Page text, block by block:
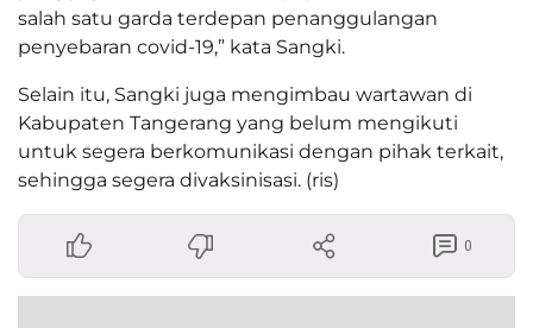
salah satu garda terdepan penanggulangan
penyebaran covid-19,” kata Sangki.
Selain itu, Sangki juga mengimbau wartawan di
Kabupaten Tangerang yang belum mengikuti
untuk segera berkomunikasi dengan pihak terkait,
sehingga segera divaksinisasi. (ris)
0